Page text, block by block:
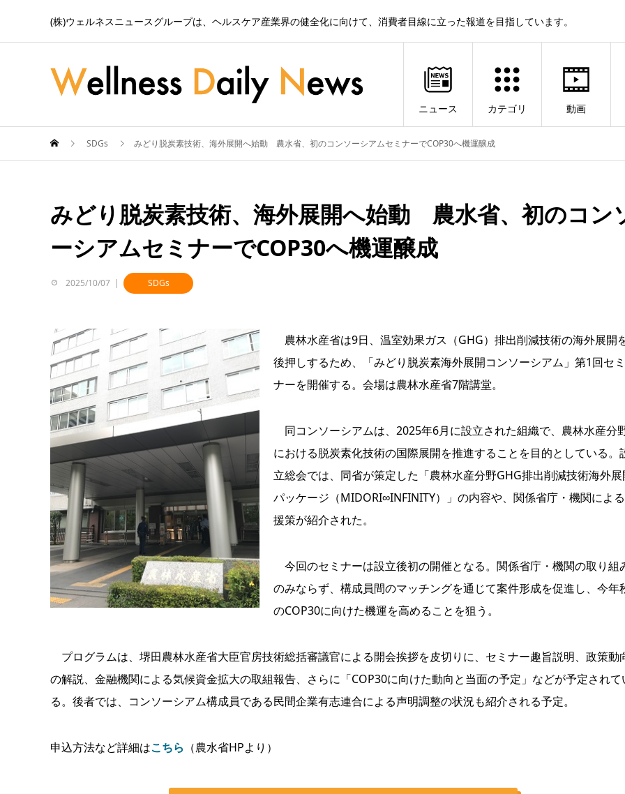
(株)ウェルネスニュースグループは、ヘルスケア産業界の健全化に向けて、消費者目線に立った報道を目指しています。
ニュース カテゴリ 動画
SDGs みどり脱炭素技術、海外展開へ始動 農水省、初のコンソーシアムセミナーでCOP30へ機運醸成
みどり脱炭素技術、海外展開へ始動 農水省、初のコン
ーシアムセミナーでCOP30へ機運醸成
2025/10/07 SDGs
農林水産省は9日、温室効果ガス（GHG）排出削減技術の海外展開
後押しするため、「みどり脱炭素海外展開コンソーシアム」第1回セミ
ナーを開催する。会場は農林水産省7階講堂。
同コンソーシアムは、2025年6月に設立された組織で、農林水産分
における脱炭素化技術の国際展開を推進することを目的としている。
立総会では、同省が策定した「農林水産分野GHG排出削減技術海外展
パッケージ（MIDORI∞INFINITY）」の内容や、関係省庁・機関によ
援策が紹介された。
今回のセミナーは設立後初の開催となる。関係省庁・機関の取り組
のみならず、構成員間のマッチングを通じて案件形成を促進し、今年
のCOP30に向けた機運を高めることを狙う。
プログラムは、堺田農林水産省大臣官房技術総括審議官による開会挨拶を皮切りに、セミナー趣旨説明、政策動
の解説、金融機関による気候資金拡大の取組報告、さらに「COP30に向けた動向と当面の予定」などが予定されて
る。後者では、コンソーシアム構成員である民間企業有志連合による声明調整の状況も紹介される予定。
申込方法など詳細はこちら （農水省HPより）